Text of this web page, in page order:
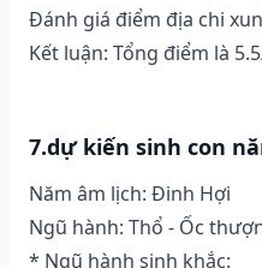
Đánh giá điểm địa chi
Kết luận: Tổng điểm là
7.dự kiến sinh con
Năm âm lịch: Đinh Hợi
Ngũ hành: Thổ - Ốc
* Ngũ hành sinh khắc: